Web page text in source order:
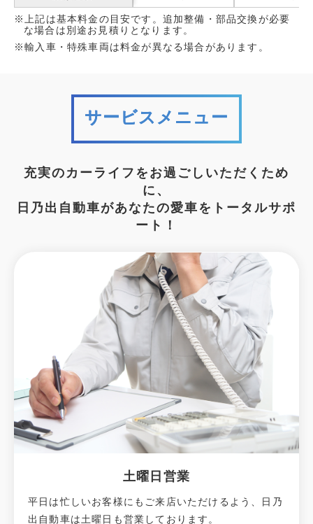
※上記は基本料金の目安です。追加整備・部品交換が必要
な場合は別途お見積りとなります。
※輸入車・特殊車両は料金が異なる場合があります。
サービスメニュー
充実のカーライフをお過ごしいただくため
に、
日乃出自動車があなたの愛車をトータルサポ
ート！
土曜日営業
平日は忙しいお客様にもご来店いただけるよう、日乃
出自動車は土曜日も営業しております。